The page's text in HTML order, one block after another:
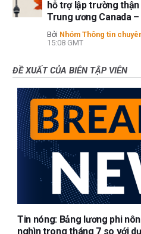
hỗ trợ lập trường
Trung ương Canada –
Bởi Nhóm Thông tin
15:08 GMT
ĐỀ XUẤT CỦA BIÊN TẬP VIÊN
Tin nóng: Bảng lương phi
nghìn trong tháng 7 so với